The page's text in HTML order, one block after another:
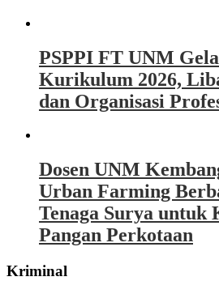
PSPPI FT UNM
Kurikulum 2026,
dan Organisasi
Dosen UNM
Urban Farming
Tenaga Surya untuk
Pangan Perkotaan
Kriminal